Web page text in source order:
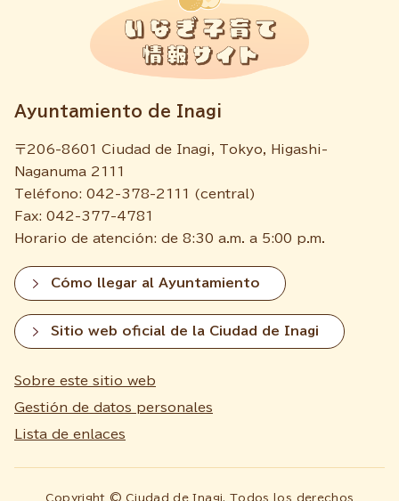
Ayuntamiento de Inagi
〒206-8601 Ciudad de Inagi, Tokyo, Higashi-
Naganuma 2111
Teléfono: 042-378-2111 (central)
Fax: 042-377-4781
Horario de atención: de 8:30 a.m. a 5:00 p.m.
Cómo llegar al Ayuntamiento
Sitio web oficial de la Ciudad de Inagi
Sobre este sitio web
Gestión de datos personales
Lista de enlaces
Copyright © Ciudad de Inagi. Todos los derechos